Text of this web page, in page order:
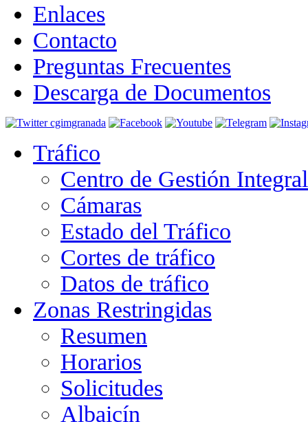
Enlaces
Contacto
Preguntas Frecuentes
Descarga de Documentos
Tráfico
Centro de Gestión
Cámaras
Estado del Tráfico
Cortes de tráfico
Datos de tráfico
Zonas Restringidas
Resumen
Horarios
Solicitudes
Albaicín